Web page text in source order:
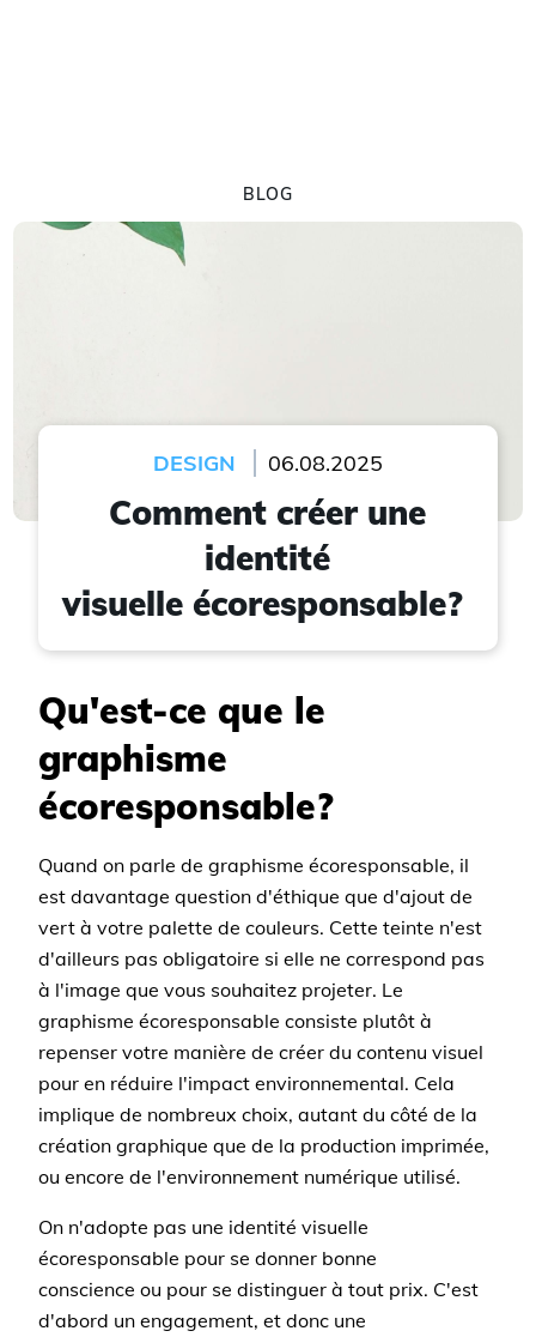
BLOG
DESIGN 06.08.2025
Comment créer une
identité
visuelle écoresponsable?
Qu'est-ce que le
graphisme
écoresponsable?
Quand on parle de graphisme écoresponsable, il
est davantage question d'éthique que d'ajout de
vert à votre palette de couleurs. Cette teinte n'est
d'ailleurs pas obligatoire si elle ne correspond pas
à l'image que vous souhaitez projeter. Le
graphisme écoresponsable consiste plutôt à
repenser votre manière de créer du contenu visuel
pour en réduire l'impact environnemental. Cela
implique de nombreux choix, autant du côté de la
création graphique que de la production imprimée,
ou encore de l'environnement numérique utilisé.
On n'adopte pas une identité visuelle
écoresponsable pour se donner bonne
conscience ou pour se distinguer à tout prix. C'est
d'abord un engagement, et donc une